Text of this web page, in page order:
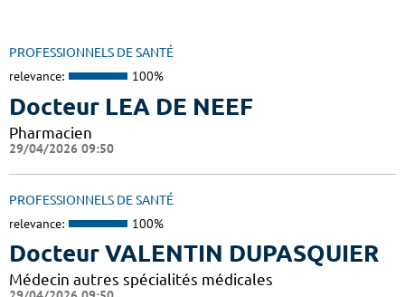
PROFESSIONNELS DE SANTÉ
relevance: 100%
Docteur LEA DE NEEF
Pharmacien
29/04/2026 09:50
PROFESSIONNELS DE SANTÉ
relevance: 100%
Docteur VALENTIN DUPASQUIER
Médecin autres spécialités médicales